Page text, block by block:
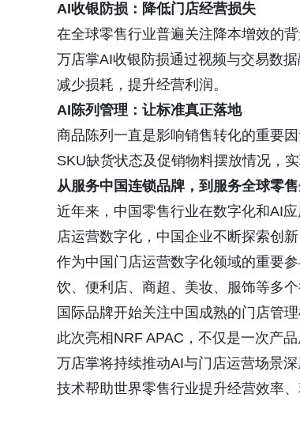
AI收银防损：降低门店经营损失
在全球零售行业普遍关注降本增效的
万店掌AI收银防损通过视频与交易数
减少损耗，提升经营利润。
AI陈列管理：让标准真正落地
商品陈列一直是影响销售转化的重要
SKU缺货状态及促销物料摆放情况，
从服务中国连锁品牌，到服务全球零
近年来，中国零售行业在数字化和AI
店运营数字化，中国企业不断探索创
作为中国门店运营数字化领域的重要
饮、便利店、商超、美妆、服饰等多
国际品牌开始关注中国成熟的门店管理
此次亮相NRF APAC，不仅是一次产
万店掌将持续推动AI与门店运营场景
技术帮助世界零售行业提升经营效率、